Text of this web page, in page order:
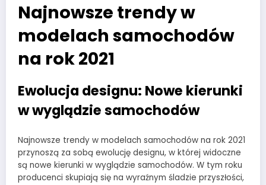
Najnowsze trendy w
modelach samochodów
na rok 2021
Ewolucja designu: Nowe kierunki
w wyglądzie samochodów
Najnowsze trendy w modelach samochodów na rok 2021
przynoszą za sobą ewolucję designu, w której widoczne
są nowe kierunki w wyglądzie samochodów. W tym roku
producenci skupiają się na wyraźnym śladzie przyszłości,